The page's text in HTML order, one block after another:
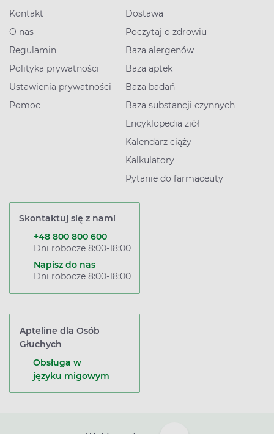
Kontakt
O nas
Regulamin
Polityka prywatności
Ustawienia prywatności
Pomoc
Dostawa
Poczytaj o zdrowiu
Baza alergenów
Baza aptek
Baza badań
Baza substancji czynnych
Encyklopedia ziół
Kalendarz ciąży
Kalkulatory
Pytanie do farmaceuty
Skontaktuj się z nami
+48 800 800 600
Dni robocze 8:00-18:00
Napisz do nas
Dni robocze 8:00-18:00
Apteline dla Osób
Głuchych
Obsługa w
języku migowym